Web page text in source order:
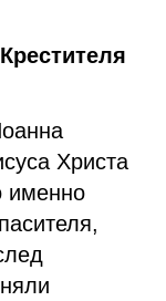
Христа
именно